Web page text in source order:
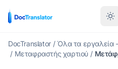
DocTranslator / Όλα τα εργαλεία
/ Μεταφραστής χαρτιού /